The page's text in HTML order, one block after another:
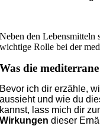
Neben den Lebensmitteln
wichtige Rolle bei der
Was die
Bevor ich dir erzähle,
aussieht und wie du
kannst, lass mich dir
Wirkungen dieser